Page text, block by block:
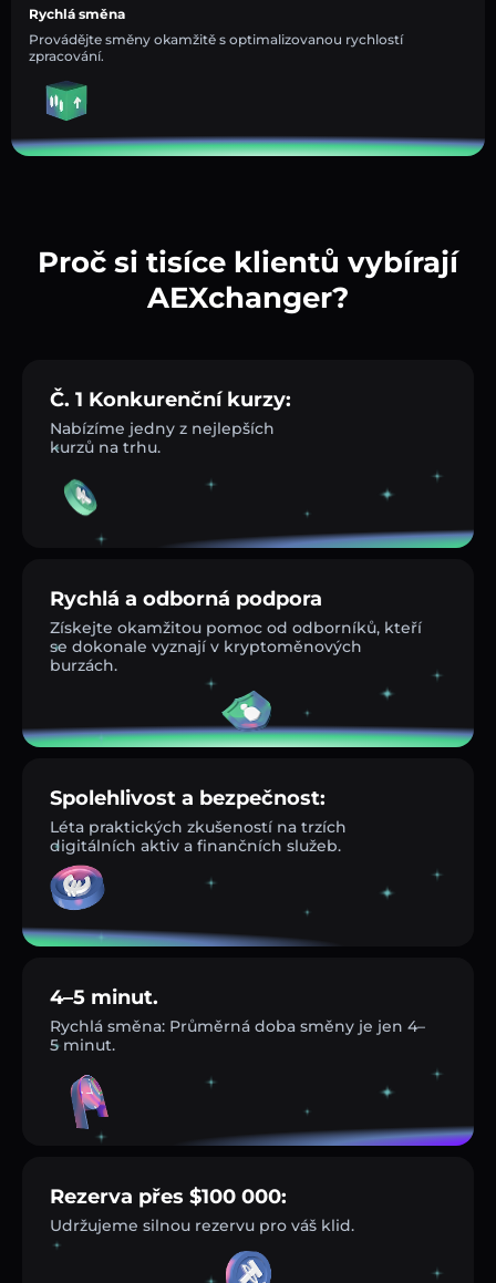
Rychlá směna
Provádějte směny okamžitě s optimalizovanou rychlostí
zpracování.
Proč si tisíce klientů vybírají
AEXchanger?
Č. 1 Konkurenční kurzy:
Nabízíme jedny z nejlepších
kurzů na trhu.
Rychlá a odborná podpora
Získejte okamžitou pomoc od odborníků, kteří
se dokonale vyznají v kryptoměnových
burzách.
Spolehlivost a bezpečnost:
Léta praktických zkušeností na trzích
digitálních aktiv a finančních služeb.
4–5 minut.
Rychlá směna: Průměrná doba směny je jen 4–
5 minut.
Rezerva přes $100 000:
Udržujeme silnou rezervu pro váš klid.